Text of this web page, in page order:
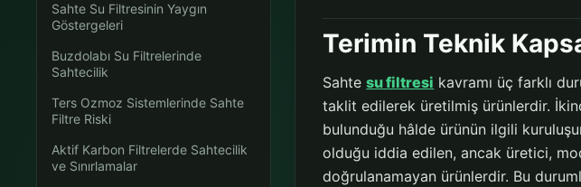
Sahte Su Filtresinin Yaygın
Göstergeleri
Buzdolabı Su Filtrelerinde
Sahtecilik
Ters Ozmoz Sistemlerinde Sahte
Filtre Riski
Aktif Karbon Filtrelerde Sahtecilik
ve Sınırlamalar
Terimin Teknik
Sahtesu filtresi kavramı üç farklı
taklit edilerek üretilmiş ürünlerdir.
bulunduğu hâlde ürünün ilgili
olduğu iddia edilen, ancak üretici,
doğrulanamayan ürünlerdir. Bu